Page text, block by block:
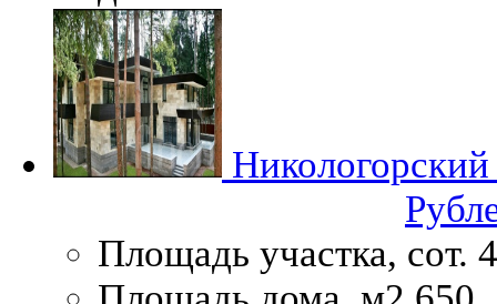
Никологорский
Площадь участка, сот.